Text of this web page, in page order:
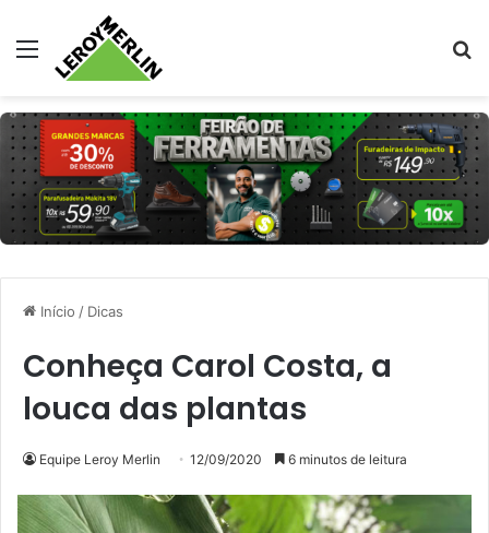
Menu
Início / Dicas
Conheça Carol Costa, a
louca das plantas
Equipe Leroy Merlin 12/09/2020 6 minutos de leitura